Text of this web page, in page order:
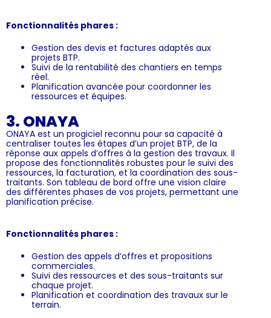
Fonctionnalités phares :
Gestion des devis et factures adaptés aux
projets BTP.
Suivi de la rentabilité des chantiers en temps
réel.
Planification avancée pour coordonner les
ressources et équipes.
3. ONAYA
ONAYA est un progiciel reconnu pour sa capacité à
centraliser toutes les étapes d’un projet BTP, de la
réponse aux appels d’offres à la gestion des travaux. Il
propose des fonctionnalités robustes pour le suivi des
ressources, la facturation, et la coordination des sous-
traitants. Son tableau de bord offre une vision claire
des différentes phases de vos projets, permettant une
planification précise.
Fonctionnalités phares :
Gestion des appels d’offres et propositions
commerciales.
Suivi des ressources et des sous-traitants sur
chaque projet.
Planification et coordination des travaux sur le
terrain.